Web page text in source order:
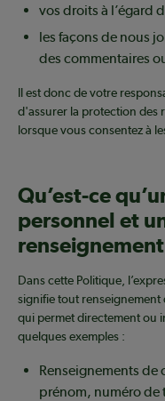
vos droits à l’égard
les façons de nous
des commentaires
Il est donc de votre
d'assurer la protection des
lorsque vous consentez à
Qu’est-ce
personnel et
Dans cette Politique,
signifie tout
qui permet directement ou
quelques exemples :
Renseignements de
prénom, numéro de